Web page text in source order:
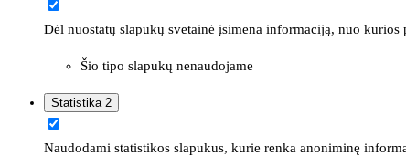
Dėl nuostatų slapukų svetainė įsimena informaciją, nuo
Šio tipo slapukų nenaudojame
Statistika 2
Naudodami statistikos slapukus, kurie renka anoniminę